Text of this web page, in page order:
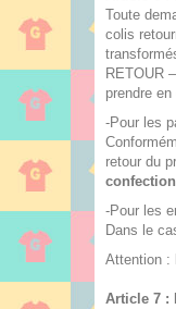
Toute
colis
RETOUR
prendre
-Pour les
retour du
-Pour les
Dans le
Attention :
Article 7 :